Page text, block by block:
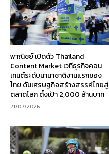
พาณิชย์ เปิดตัว Thailand
Content Market เวทีธุรกิจคอน
เทนต์ระดับนานาชาติงานแรกของ
ไทย ดันเศรษฐกิจสร้างสรรค์ไทยสู่
ตลาดโลก ตั้งเป้า 2,000 ล้านบาท
21/07/2026